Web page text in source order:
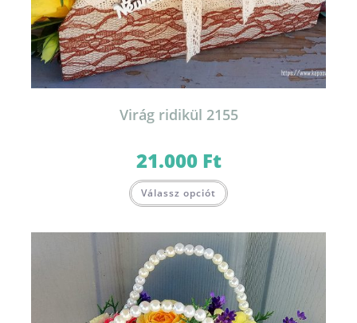
Virág ridikül 2155
21.000 Ft
Válassz opciót